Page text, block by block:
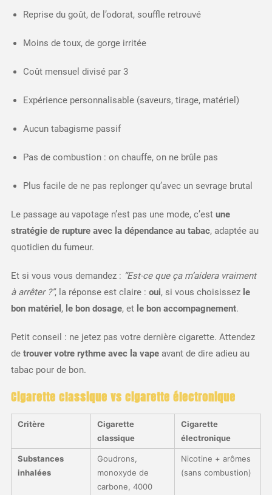
Reprise du goût, de l’odorat, souffle retrouvé
Moins de toux, de gorge irritée
Coût mensuel divisé par 3
Expérience personnalisable (saveurs, tirage, matériel)
Aucun tabagisme passif
Pas de combustion : on chauffe, on ne brûle pas
Plus facile de ne pas replonger qu’avec un sevrage brutal
Le passage au vapotage n’est pas une mode, c’est une
stratégie de rupture avec la dépendance au tabac, adaptée au
quotidien du fumeur.
Et si vous vous demandez : “Est-ce que ça m’aidera vraiment
à arrêter ?”, la réponse est claire : oui, si vous choisissez le
bon matériel , le bon dosage, et le bon accompagnement.
Petit conseil : ne jetez pas votre dernière cigarette. Attendez
de trouver votre rythme avec la vapeavant de dire adieu au
tabac pour de bon.
Cigarette classique vs cigarette électronique
Critère
Cigarette
classique
Cigarette
électronique
Substances
inhalées
Goudrons,
monoxyde de
carbone, 4000
Nicotine + arômes
(sans combustion)